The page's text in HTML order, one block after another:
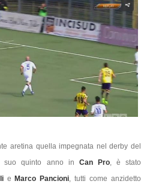
aretina quella impegnata nel derby del
suo quinto anno in Can Pro, è stato
eMarco Pancioni, tutti come anzidetto